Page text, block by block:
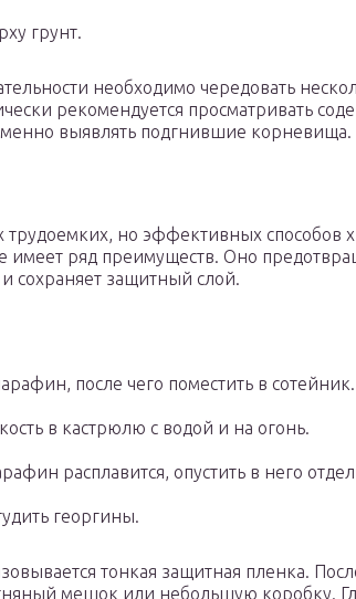
грунт.
необходимо чередовать
рекомендуется просматривать
выявлять подгнившие корневища.
трудоемких, но эффективных способов
имеет ряд преимуществ. Оно
сохраняет защитный слой.
после чего поместить в сотейник.
в кастрюлю с водой и на огонь.
расплавится, опустить в него
георгины.
тонкая защитная пленка.
мешок или небольшую коробку.